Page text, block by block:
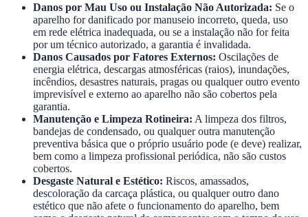
Danos por Mau Uso ou Instalação Não Autorizada: Se o
aparelho for danificado por manuseio incorreto, queda, uso
em rede elétrica inadequada, ou se a instalação não for feita
por um técnico autorizado, a garantia é invalidada.
Danos Causados por Fatores Externos: Oscilações de
energia elétrica, descargas atmosféricas (raios), inundações,
incêndios, desastres naturais, pragas ou qualquer outro evento
imprevisível e externo ao aparelho não são cobertos pela
garantia.
Manutenção e Limpeza Rotineira: A limpeza dos filtros,
bandejas de condensado, ou qualquer outra manutenção
preventiva básica que o próprio usuário pode (e deve) realizar,
bem como a limpeza profissional periódica, não são custos
cobertos.
Desgaste Natural e Estético: Riscos, amassados,
descoloração da carcaça plástica, ou qualquer outro dano
estético que não afete o funcionamento do aparelho, bem